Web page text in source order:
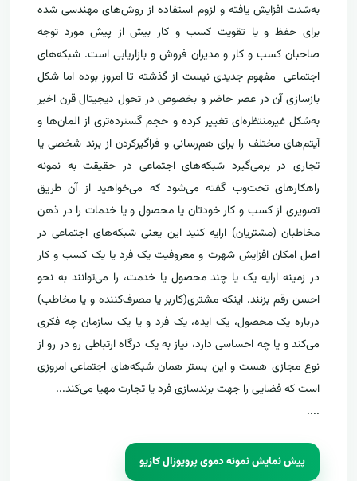
به‌شدت افزایش یافته و لزوم استفاده از روش‌های مهندسی شده
برای حفظ و یا تقویت کسب و کار بیش از پیش مورد توجه
صاحبان کسب و کار و مدیران فروش و بازاریابی است. شبکه‌های
اجتماعی مفهوم جدیدی نیست از گذشته تا امروز بوده اما شکل
بازسازی آن در عصر حاضر و بخصوص در تحول دیجیتال قرن اخیر
به‌شکل غیرمنتظره‌‌ای تغییر کرده و حجم گسترده‌تری از المان‌ها و
آیتم‌های مختلف را برای هم‌رسانی و فراگیر‌کردن از برند شخصی یا
تجاری در برمی‌گیرد شبکه‌های اجتماعی در حقیقت به نمونه
راهکارهای تحت‌وب گفته می‌شود که می‌خواهید از آن طریق
تصویری از کسب و کار خودتان یا محصول و یا خدمات را در ذهن
مخاطبان (مشتریان) ارایه کنید این یعنی شبکه‌های اجتماعی در
اصل امکان افزایش شهرت و معروفیت یک فرد یا یک کسب و کار
در زمینه ارایه یک یا چند محصول یا خدمت، را می‌توانند به نحو
احسن رقم بزنند. اینکه مشتری(کاربر یا مصرف‌کننده و یا مخاطب)
درباره یک محصول، یک ایده، یک فرد و یا یک سازمان چه فکری
می‌کند و یا چه احساسی دارد، نیاز به یک درگاه ارتباطی رو در رو از
نوع مجازی هست و این بستر همان شبکه‌های اجتماعی امروزی
است که فضایی را جهت برندسازی فرد یا تجارت مهیا می‌کند...
....
پیش نمایش نمونه دموی پروپوزال کازیو